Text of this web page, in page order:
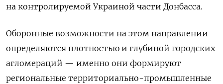
на контролируемой Украиной части Донбасса.
Оборонные возможности на этом направлении
определяются плотностью и глубиной городских
агломераций — именно они формируют
региональные территориально-промышленные